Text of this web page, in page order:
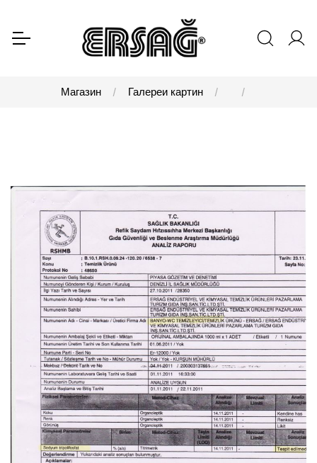
Магазин Галереи картин